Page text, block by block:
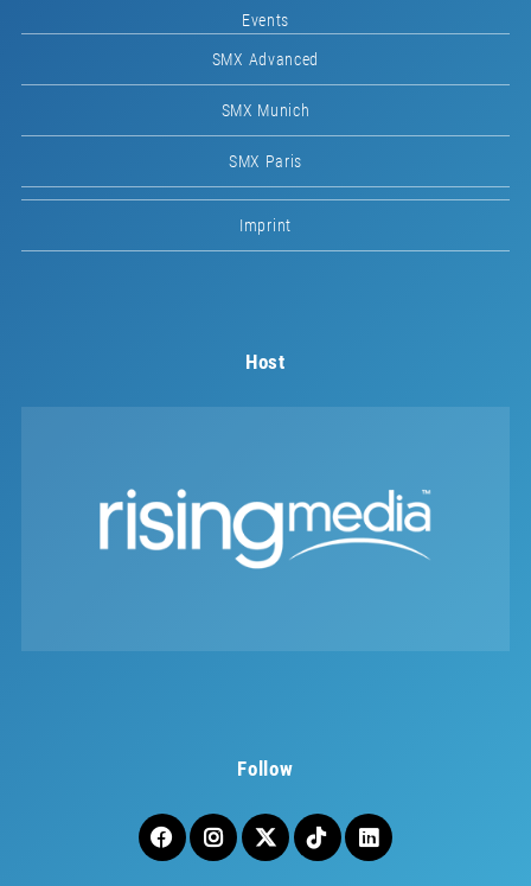
Events
SMX Advanced
SMX Munich
SMX Paris
Imprint
Host
Follow